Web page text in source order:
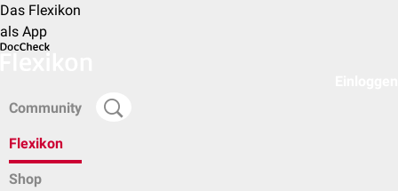
Das Flexikon
als App
Community
Flexikon
Shop